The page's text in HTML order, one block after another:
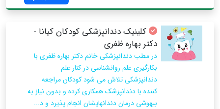
کلینیک دندانپزشکی کودکان کیانا -
دکتر بهاره ظفری
در مطب دندانپزشکی خانم دکتر بهاره ظفری با
بکارگیری علم روانشناسی در کنار علم
دندانپزشکی تلاش می شود کودکان مراجعه
کننده با دندانپزشک همکاری کرده و بدون نیاز به
بیهوشی درمان دندانهایشان انجام پذیرد و د...